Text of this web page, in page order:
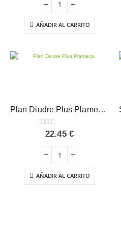
AÑADIR AL CARRITO
Plan Diudre Plus Plameca 500 ml
out of 5
22.45 €
AÑADIR AL CARRITO